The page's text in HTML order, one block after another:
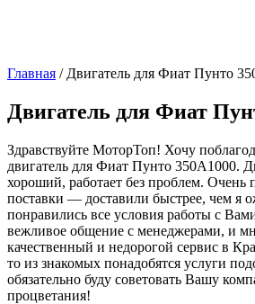
Главная / Двигатель для Фиат Пунто
Двигатель для Фиат
Здравствуйте МоторТоп! Хочу
двигатель для Фиат Пунто 350A1000.
хороший, работает без проблем. Очень
поставки — доставили быстрее, чем я
понравились все условия работы с
вежливое общение с менеджерами, и
качественный и недорогой сервис в
то из знакомых понадобятся услуги
обязательно буду советовать Вашу
процветания!